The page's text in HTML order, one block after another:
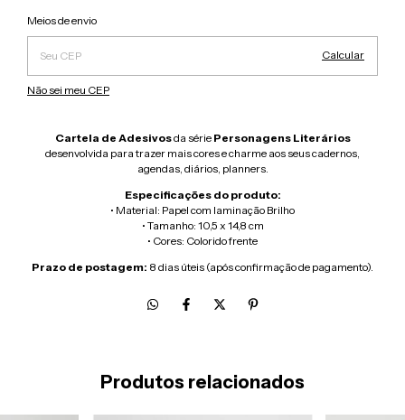
Entregas para o CEP:
Meios de envio
Calcular
Não sei meu CEP
Cartela de Adesivosda série Personagens Literários
desenvolvida para trazer mais cores e charme aos seus cadernos,
agendas, diários, planners.
Especificações do produto:
• Material: Papel com laminação Brilho
• Tamanho: 10,5 x 14,8 cm
• Cores: Colorido frente
Prazo de postagem: 8 dias úteis (após confirmação de pagamento).
Produtos relacionados